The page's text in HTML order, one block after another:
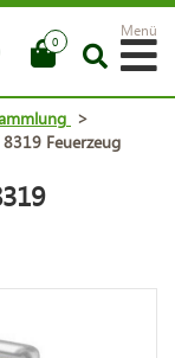
0
Menü
>
Feuerzeug